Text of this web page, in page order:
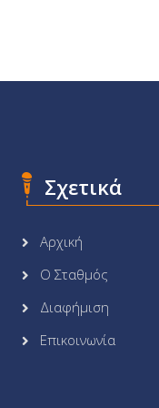
Σχετικά
Αρχική
Ο Σταθμός
Διαφήμιση
Επικοινωνία